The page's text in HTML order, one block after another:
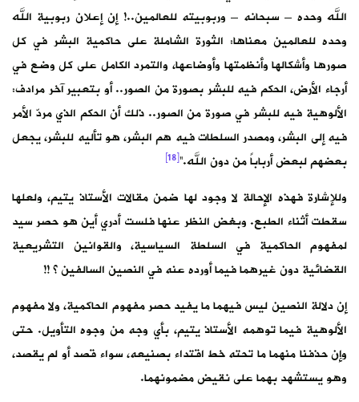
الله وحده – سبحانه – وربوبيته للعالمين..! إن إعلان ربوبية الله
وحده للعالمين معناها: الثورة الشاملة على حاكمية البشر في كل
صورها وأشكالها وأنظمتها وأوضاعها، والتمرد الكامل على كل وضع في
أرجاء الأرض، الحكم فيه للبشر بصورة من الصور.. أو بتعبير آخر مرادف:
الألوهية فيه للبشر في صورة من الصور.. ذلك أن الحكم الذي مردّ الأمر
فيه إلى البشر، ومصدر السلطات فيه هم البشر، هو تأليه للبشر، يجعل
بعضهم لبعض أرباباً من دون الله.”[18]
وللإشارة فهذه الإحالة لا وجود لها ضمن مقالات الأستاذ يتيم، ولعلها
سقطت أثناء الطبع. وبغض النظر عنها فلست أدري أين هو حصر سيد
لمفهوم الحاكمية في السلطة السياسية، والقوانين التشريعية
القضائية دون غيرهما فيما أورده عنه في النصين السالفين ؟ !!
إن دلالة النصين ليس فيهما ما يفيد حصر مفهوم الحاكمية، ولا مفهوم
الألوهية فيما توهمه الأستاذ يتيم، بأي وجه من وجوه التأويل. حتى
وإن حذفنا منهما ما تحته خط اقتداء بصنيعه، سواء قصد أو لم يقصد،
وهو يستشهد بهما على نقيض مضمونهما.